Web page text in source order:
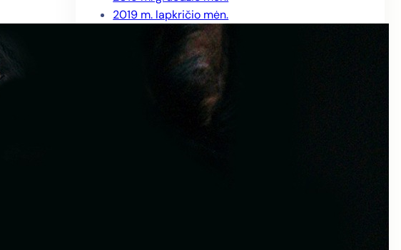
2019 m. lapkričio mėn.
2019 m. spalio mėn.
2019 m. rugsėjo mėn.
2019 m. rugpjūčio mėn.
2019 m. liepos mėn.
2019 m. birželio mėn.
2019 m. gegužės mėn.